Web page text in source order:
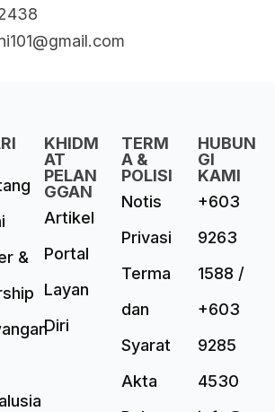
&
KHIDM
AT
PELAN
GGAN
Artikel
Portal
Layan
Diri
TERM
A &
POLISI
Notis
Privasi
Terma
dan
Syarat
Akta
HUBUN
GI
KAMI
+603
9263
1588 /
+603
9285
4530